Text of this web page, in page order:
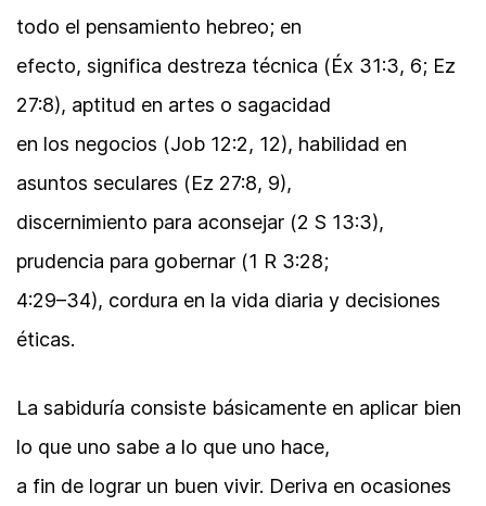
todo el pensamiento hebreo; en
efecto, significa destreza técnica (Éx 31:3, 6; Ez
27:8), aptitud en artes o sagacidad
en los negocios (Job 12:2, 12), habilidad en
asuntos seculares (Ez 27:8, 9),
discernimiento para aconsejar (2 S 13:3),
prudencia para gobernar (1 R 3:28;
4:29–34), cordura en la vida diaria y decisiones
éticas.
La sabiduría consiste básicamente en aplicar bien
lo que uno sabe a lo que uno hace,
a fin de lograr un buen vivir. Deriva en ocasiones